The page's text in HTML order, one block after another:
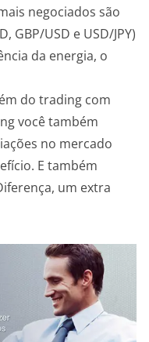
negociados são
GBP/USD e USD/JPY)
da energia, o
do trading com
você também
no mercado
E também
um extra